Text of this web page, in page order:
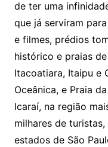
de ter uma
que já serviram
e filmes, prédios
histórico e praias
Itacoatiara, Itaipu e
Oceânica, e Praia
Icaraí, na região
milhares de
estados de São